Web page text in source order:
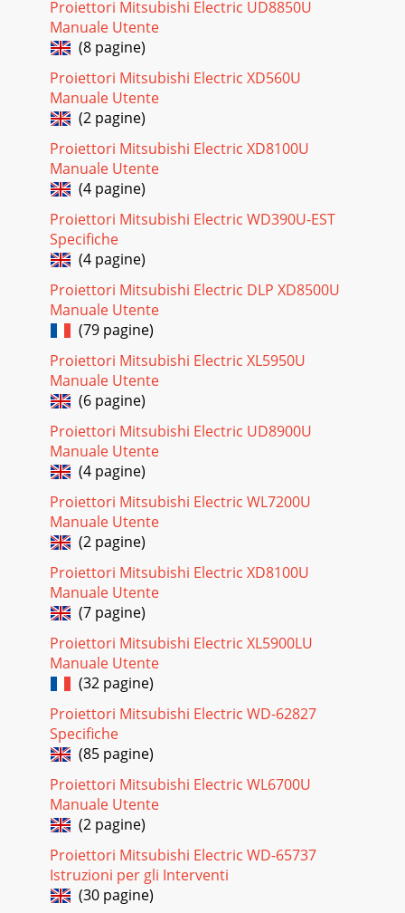
Inc.)http://www.mitsubishielectric.caInformation
Technologies Group, 4299 14th Avenue, Markham, O
Pagina 27 - Spécifications
FR – 4Consignes de sécurité importantesLIRE TOUTES CES
INSTRUCTIONS CONCERNANTVOTRE PROJECTEUR LCD ET
CONSERVER CEMANUEL EN LIEU SUR AFIN DE POUVOIR L
Pagina 28 - Spécifications (suite)
FR – 5FRANÇAISMISE EN GARDE:Débranchez l’appareil
immédiatement s’il seproduisait quelque chose
Pagina 29 - FRANÇAIS
FR –
6Description1465313172104111289LAMPVOLUMEZOOM/
POSITION LENS SHIFTMENUENTERPOWER21 3891056 472 4
5 6 789101112131
Pagina 30 - (OL-X500LZ)
FR – 7FRANÇAISVue de dessous1231 Pied de réglage
(gauche/droite)2 Fentes d’entree de l’air / Couvercle filtre3
Couvercle de la lampeAttention:Ne pas r
Pagina 31
FR – 8Mise en place des pilesUtiliser deux piles de format
AA.1. Retirer le couvercle de la télécommande en enfonçant
le volet du compartiment à piles
Pagina 32 - ELECTRIC CORPORATIO
FR – 9FRANÇAISInstallationOrientation du projecteurLe
format de l’image peut être réglé en modifiant la distance
entre l’écran et le projecteur.Projec
Proiettori Mitsubishi Electric UD8850U
Manuale Utente
(8 pagine)
Proiettori Mitsubishi Electric XD560U
Manuale Utente
(2 pagine)
Proiettori Mitsubishi Electric XD8100U
Manuale Utente
(4 pagine)
Proiettori Mitsubishi Electric WD390U-EST
Specifiche
(4 pagine)
Proiettori Mitsubishi Electric DLP XD8500U
Manuale Utente
(79 pagine)
Proiettori Mitsubishi Electric XL5950U
Manuale Utente
(6 pagine)
Proiettori Mitsubishi Electric UD8900U
Manuale Utente
(4 pagine)
Proiettori Mitsubishi Electric WL7200U
Manuale Utente
(2 pagine)
Proiettori Mitsubishi Electric XD8100U
Manuale Utente
(7 pagine)
Proiettori Mitsubishi Electric XL5900LU
Manuale Utente
(32 pagine)
Proiettori Mitsubishi Electric WD-62827
Specifiche
(85 pagine)
Proiettori Mitsubishi Electric WL6700U
Manuale Utente
(2 pagine)
Proiettori Mitsubishi Electric WD-65737
Istruzioni per gli Interventi
(30 pagine)